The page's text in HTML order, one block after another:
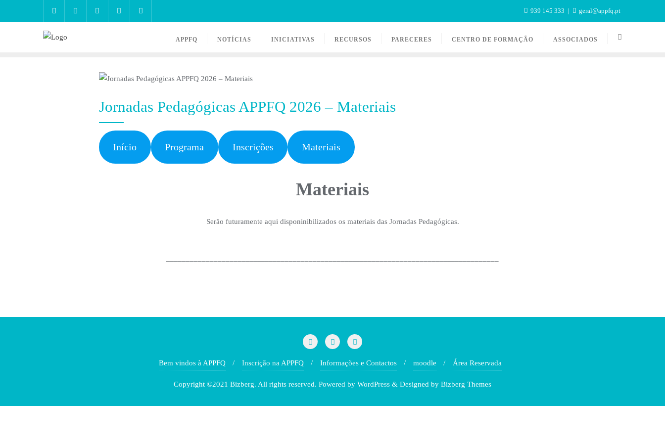
939 145 333 geral@appfq.pt
APPFQ NOTÍCIAS INICIATIVAS RECURSOS PARECERES CENTRO DE FORMAÇÃO ASSOCIADOS
Jornadas Pedagógicas APPFQ 2026 – Materiais
Início Programa Inscrições Materiais
Materiais
Serão futuramente aqui disponinibilizados os materiais das Jornadas Pedagógicas.
Bem vindos à APPFQ Inscrição na APPFQ Informações e Contactos moodle Área Reservada
Copyright ©2021 Bizberg. All rights reserved. Powered by WordPress & Designed by Bizberg Themes